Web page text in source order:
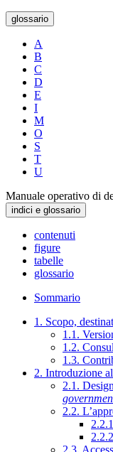
glossario
A
B
C
D
E
I
M
O
S
T
U
Manuale operativo di
indici e glossario
contenuti
figure
tabelle
glossario
Sommario
1. Scopo,
1.1.
1.2.
1.3.
2. Introduzione
2.1.
2.2.
2.3.